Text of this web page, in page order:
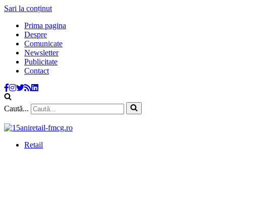
Sari la conținut
Prima pagina
Despre
Comunicate
Newsletter
Publicitate
Contact
Caută...
Retail